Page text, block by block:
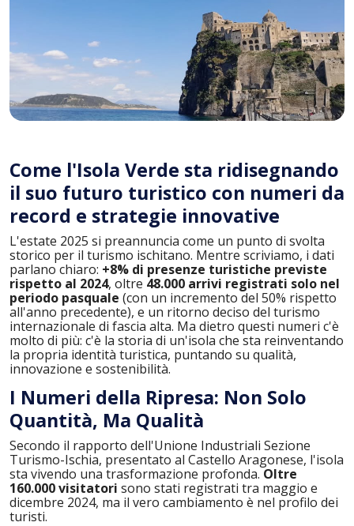
Come l'Isola Verde sta ridisegnando
il suo futuro turistico con numeri da
record e strategie innovative
L'estate 2025 si preannuncia come un punto di svolta
storico per il turismo ischitano. Mentre scriviamo, i dati
parlano chiaro: +8% di presenze turistiche previste
rispetto al 2024, oltre 48.000 arrivi registrati solo nel
periodo pasquale (con un incremento del 50% rispetto
all'anno precedente), e un ritorno deciso del turismo
internazionale di fascia alta. Ma dietro questi numeri c'è
molto di più: c'è la storia di un'isola che sta reinventando
la propria identità turistica, puntando su qualità,
innovazione e sostenibilità.
I Numeri della Ripresa: Non Solo
Quantità, Ma Qualità
Secondo il rapporto dell'Unione Industriali Sezione
Turismo-Ischia, presentato al Castello Aragonese, l'isola
sta vivendo una trasformazione profonda. Oltre
160.000 visitatori sono stati registrati tra maggio e
dicembre 2024, ma il vero cambiamento è nel profilo dei
turisti.